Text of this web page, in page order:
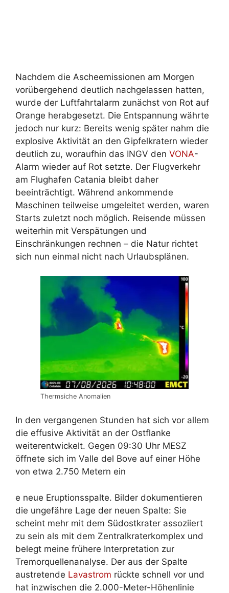
Nachdem die Ascheemissionen am Morgen
vorübergehend deutlich nachgelassen hatten,
wurde der Luftfahrtalarm zunächst von Rot auf
Orange herabgesetzt. Die Entspannung währte
jedoch nur kurz: Bereits wenig später nahm die
explosive Aktivität an den Gipfelkratern wieder
deutlich zu, woraufhin das INGV den VONA-
Alarm wieder auf Rot setzte. Der Flugverkehr
am Flughafen Catania bleibt daher
beeinträchtigt. Während ankommende
Maschinen teilweise umgeleitet werden, waren
Starts zuletzt noch möglich. Reisende müssen
weiterhin mit Verspätungen und
Einschränkungen rechnen – die Natur richtet
sich nun einmal nicht nach Urlaubsplänen.
Thermsiche Anomalien
In den vergangenen Stunden hat sich vor allem
die effusive Aktivität an der Ostflanke
weiterentwickelt. Gegen 09:30 Uhr MESZ
öffnete sich im Valle del Bove auf einer Höhe
von etwa 2.750 Metern ein
e neue Eruptionsspalte. Bilder dokumentieren
die ungefähre Lage der neuen Spalte: Sie
scheint mehr mit dem Südostkrater assoziiert
zu sein als mit dem Zentralkraterkomplex und
belegt meine frühere Interpretation zur
Tremorquellenanalyse. Der aus der Spalte
austretende Lavastrom rückte schnell vor und
hat inzwischen die 2.000-Meter-Höhenlinie